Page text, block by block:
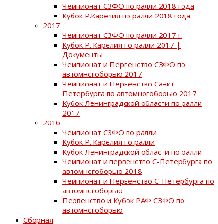
Чемпионат СЗФО по ралли 2018 года
Кубок Р.Карелия по ралли 2018 года
2017
Чемпионат СЗФО по ралли 2017 г.
Кубок Р. Карелия по ралли 2017 |
Документы
Чемпионат и Первенство СЗФО по
автомногоборью 2017
Чемпионат и Первенство Санкт-
Петербурга по автомногоборью 2017
Кубок Ленинградской области по ралли
2017
2016
Чемпионат СЗФО по ралли
Кубок Р. Карелия по ралли
Кубок Ленинградской области по ралли
Чемпионат и первенство С-Петербурга по
автомногоборью 2018
Чемпионат и Первенство С-Петербурга по
автомногоборью
Первенство и Кубок РАФ СЗФО по
автомногоборью
Сборная